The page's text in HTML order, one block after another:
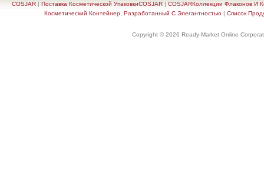
COSJAR | Поставка Косметической УпаковкиCOSJAR | COSJARКоллекции Флаконов И
Косметический Контейнер, Разработанный С Элегантностью | Список
Copyright © 2026 Ready-Market Online